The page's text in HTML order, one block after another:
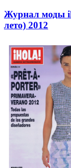
Журнал моды
лето) 2012